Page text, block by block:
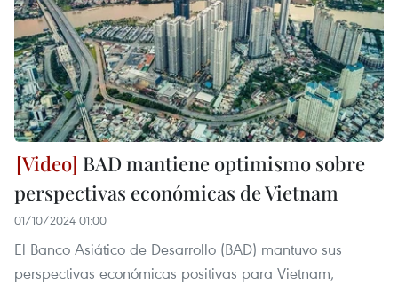
BAD mantiene optimismo sobre
perspectivas económicas de Vietnam
01/10/2024 01:00
El Banco Asiático de Desarrollo (BAD) mantuvo sus
perspectivas económicas positivas para Vietnam,